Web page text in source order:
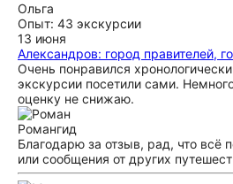
Ольга
Опыт: 43 экскурсии
13 июня
Александров: город правителей,
Очень понравился
экскурсии посетили сами.
оценку не снижаю.
Романгид
Благодарю за отзыв, рад, что всё
или сообщения от других